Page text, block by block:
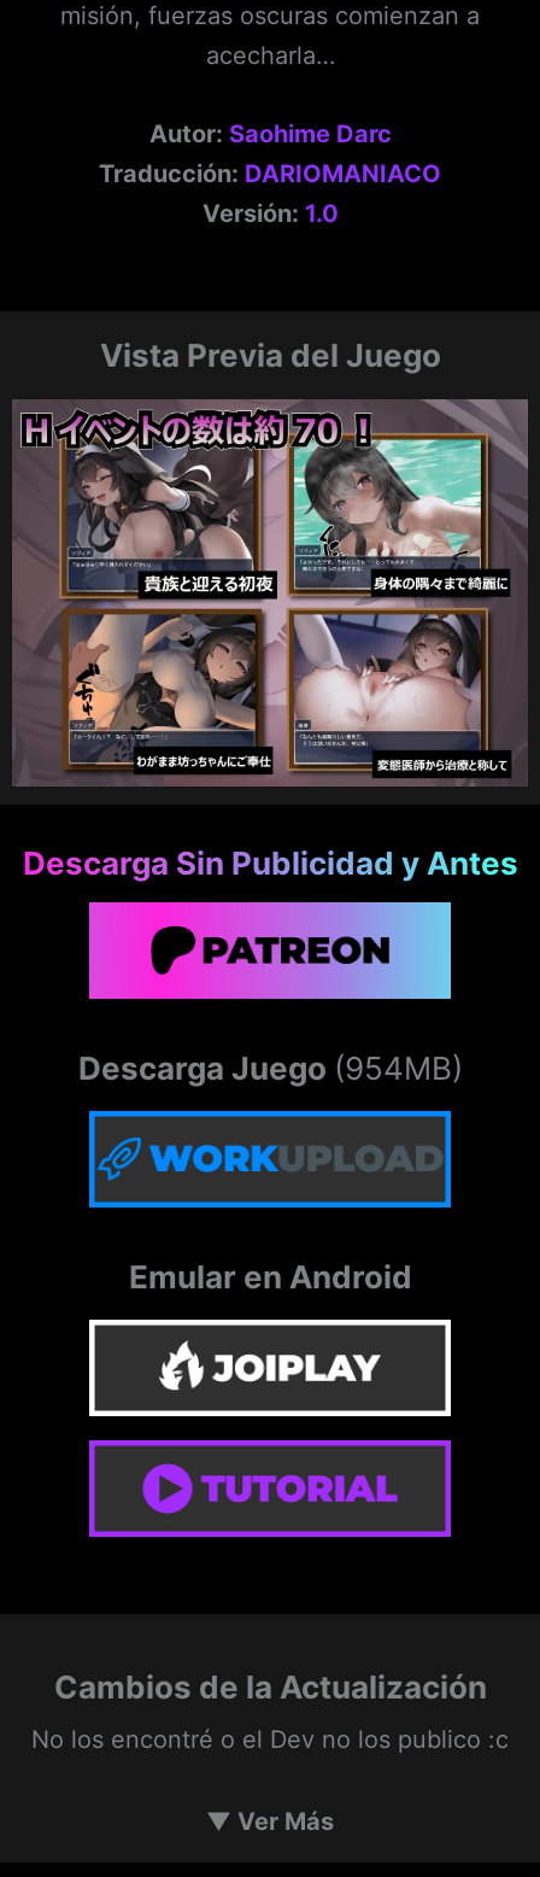
misión, fuerzas oscuras comienzan a
acecharla…
Autor: Saohime Darc
Traducción: DARIOMANIACO
Versión: 1.0
Vista Previa del Juego
Descarga Sin Publicidad y Antes
Descarga Juego (954MB)
Emular en Android
Cambios de la Actualización
No los encontré o el Dev no los publico :c
▼ Ver Más